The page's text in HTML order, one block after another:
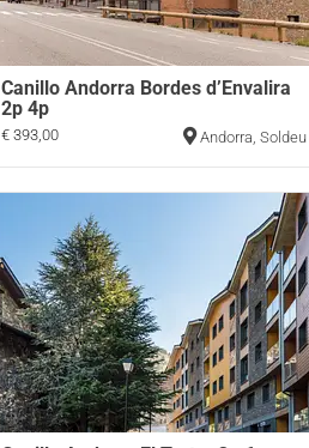
Canillo Andorra Bordes d’Envalira
2p 4p
€ 393,00 Andorra,Soldeu